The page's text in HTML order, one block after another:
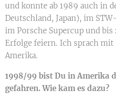
und konnte ab 1989 auch in
Deutschland, Japan), im
im Porsche Supercup und
Erfolge feiern. Ich sprach
Amerika.
1998/99 bist Du in Amerika
gefahren. Wie kam es dazu?